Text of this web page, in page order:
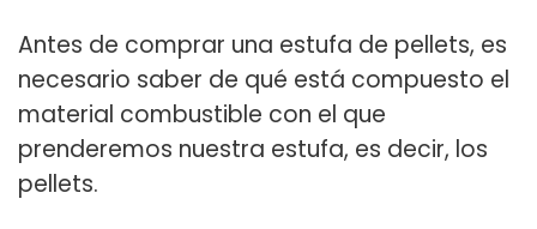
Antes de comprar una estufa de pellets, es
necesario saber de qué está compuesto el
material combustible con el que
prenderemos nuestra estufa, es decir, los
pellets.